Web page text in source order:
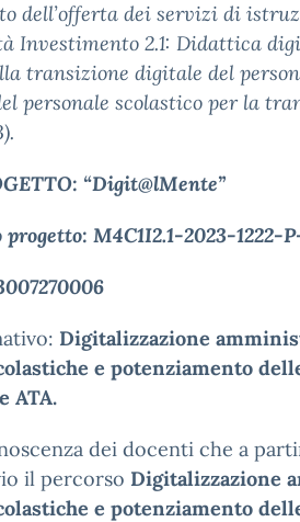
dell’offerta dei servizi di
Investimento 2.1: Didattica
transizione digitale del
personale scolastico per la
“Digit@lMente”
progetto: M4C1I2.1-2023-1222-
Digitalizzazione
e potenziamento
ATA.
dei docenti che a
il percorso Digitalizzazione
e potenziamento